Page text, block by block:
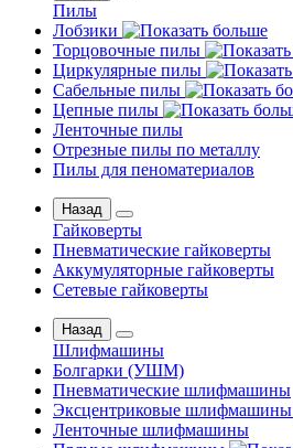
Пилы
Лобзики
Торцовочные пилы
Циркулярные пилы
Сабельные пилы
Цепные пилы
Ленточные пилы
Отрезные пилы по металлу
Пилы для пеноматериалов
Назад
Гайковерты
Пневматические гайковерты
Аккумуляторные гайковерты
Сетевые гайковерты
Назад
Шлифмашины
Бoлгаpки (УШM)
Пневматические шлифмашины
Эксцентриковые шлифмашины
Ленточные шлифмашины